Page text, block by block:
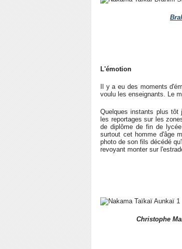
L'émotion
Il y a eu des moments
voulu les enseignants. Le
Quelques instants plus tôt
les reportages sur les
de diplôme de fin de
surtout cet homme d'âge
photo de son fils décédé
revoyant monter sur
Christophe